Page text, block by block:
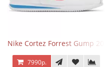
Nike Cortez Forrest Gump 2024
7990р.